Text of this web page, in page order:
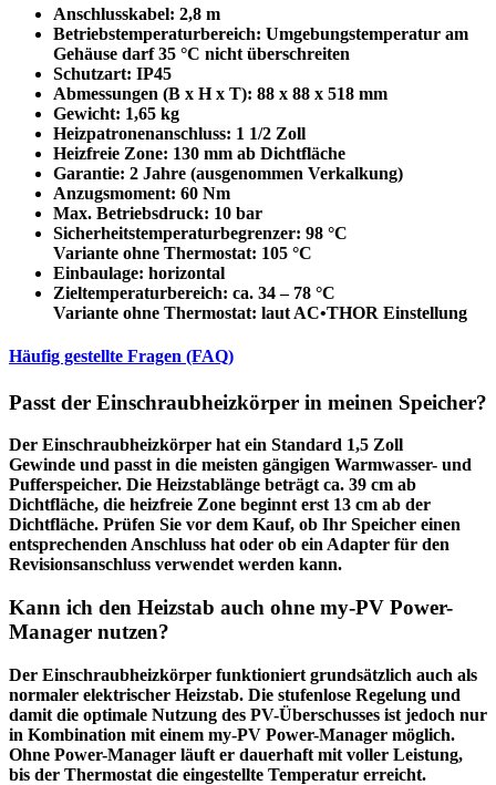
Anschlusskabel: 2,8 m
Betriebstemperaturbereich: Umgebungstemperatur am
Gehäuse darf 35 °C nicht überschreiten
Schutzart: IP45
Abmessungen (B x H x T): 88 x 88 x 518 mm
Gewicht: 1,65 kg
Heizpatronenanschluss: 1 1/2 Zoll
Heizfreie Zone: 130 mm ab Dichtfläche
Garantie: 2 Jahre (ausgenommen Verkalkung)
Anzugsmoment: 60 Nm
Max. Betriebsdruck: 10 bar
Sicherheitstemperaturbegrenzer: 98 °C
Variante ohne Thermostat: 105 °C
Einbaulage: horizontal
Zieltemperaturbereich: ca. 34 – 78 °C
Variante ohne Thermostat: laut AC•THOR Einstellung
Häufig gestellte Fragen (FAQ)
Passt der Einschraubheizkörper in meinen Speicher?
Der Einschraubheizkörper hat ein Standard 1,5 Zoll
Gewinde und passt in die meisten gängigen Warmwasser- und
Pufferspeicher. Die Heizstablänge beträgt ca. 39 cm ab
Dichtfläche, die heizfreie Zone beginnt erst 13 cm ab der
Dichtfläche. Prüfen Sie vor dem Kauf, ob Ihr Speicher einen
entsprechenden Anschluss hat oder ob ein Adapter für den
Revisionsanschluss verwendet werden kann.
Kann ich den Heizstab auch ohne my-PV Power-
Manager nutzen?
Der Einschraubheizkörper funktioniert grundsätzlich auch als
normaler elektrischer Heizstab. Die stufenlose Regelung und
damit die optimale Nutzung des PV-Überschusses ist jedoch nur
in Kombination mit einem my-PV Power-Manager möglich.
Ohne Power-Manager läuft er dauerhaft mit voller Leistung,
bis der Thermostat die eingestellte Temperatur erreicht.